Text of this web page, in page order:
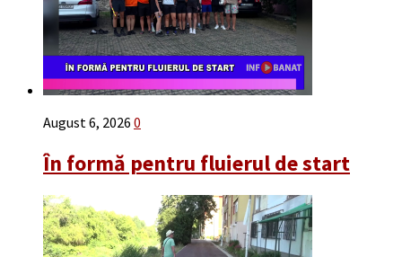
August 6, 2026 0
În formă pentru fluierul de start